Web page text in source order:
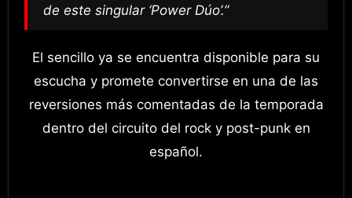
de este singular ‘Power Dúo’.”
El sencillo ya se encuentra disponible para su
escucha y promete convertirse en una de las
reversiones más comentadas de la temporada
dentro del circuito del rock y post-punk en
español.